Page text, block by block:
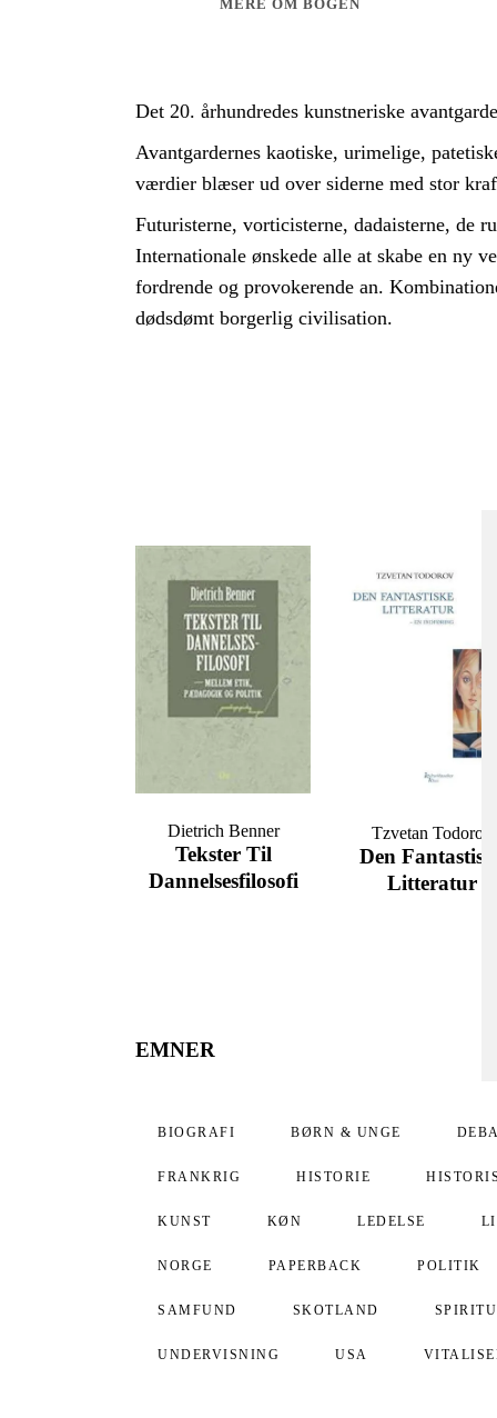
MERE OM BOGEN
Det 20. århundredes kunstneriske
Avantgardernes kaotiske, urimelige,
værdier blæser ud over siderne med stor
Futuristerne, vorticisterne, dadaisterne, de
Internationale ønskede alle at skabe en ny
fordrende og provokerende an.
dødsdømt borgerlig civilisation.
Tekster Til
Dannelsesfilosofi
Dietrich Benner
Den
Litteratur
Tzvetan Todorov
EMNER
BIOGRAFI BØRN & UNGE
FRANKRIG HISTORIE
KUNST KØN LEDELSE
NORGE PAPERBACK POLITIK
SAMFUND SKOTLAND
UNDERVISNING USA